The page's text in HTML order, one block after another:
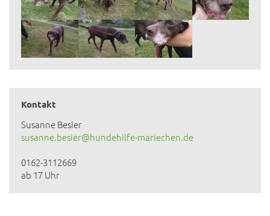
Kontakt
Susanne Besier
susanne.besier@hundehilfe-mariechen.de
0162-3112669
ab 17 Uhr